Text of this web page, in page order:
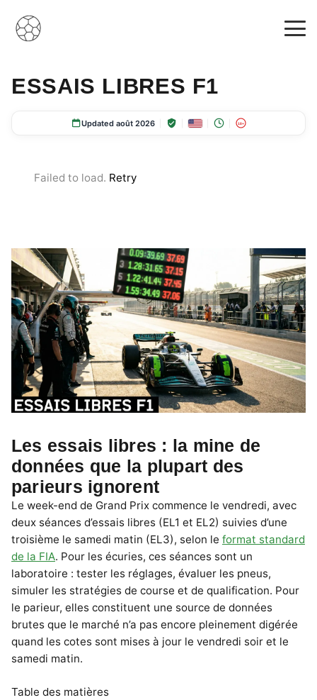
ESSAIS LIBRES F1
Updated août 2026 18+
Failed to load. Retry
Les essais libres : la mine de
données que la plupart des
parieurs ignorent
Le week-end de Grand Prix commence le vendredi, avec
deux séances d’essais libres (EL1 et EL2) suivies d’une
troisième le samedi matin (EL3), selon le format standard
de la FIA. Pour les écuries, ces séances sont un
laboratoire : tester les réglages, évaluer les pneus,
simuler les stratégies de course et de qualification. Pour
le parieur, elles constituent une source de données
brutes que le marché n’a pas encore pleinement digérée
quand les cotes sont mises à jour le vendredi soir et le
samedi matin.
Table des matières